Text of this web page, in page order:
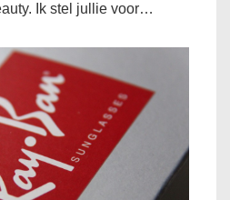
Ik stel jullie voor…